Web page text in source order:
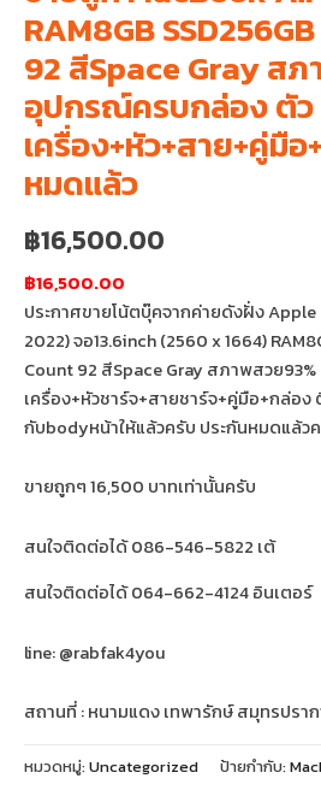
RAM8GB
92 สีSpace Gray ส
อุปกรณ์ครบกล่อง ตัว
เครื่อง+หัว+สาย+คู่มื
หมดแล้ว
฿16,500.00
฿16,500.00
ประกาศขายโน้ตบุ๊คจากค่ายดังฝั่ง Apple
2022) จอ13.6inch (2560 x 1664)
Count 92 สีSpace Gray สภาพสวย
เครื่อง+หัวชาร์จ+สายชาร์จ+คู่มือ+กล่อ
กับbodyหน้าให้แล้วครับ ประกันหมดแล้ว
ขายถูกๆ 16,500 บาทเท่านั้นครับ
สนใจติดต่อได้ 086-546-5822 เต้
สนใจติดต่อได้ 064-662-4124 อินเตอร์
line: @rabfak4you
สถานที่ : หนามแดง เทพารักษ์ สมุทรปรา
หมวดหมู่: Uncategorized ป้ายกำกับ: